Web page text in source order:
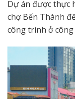
Dự án được thực
chợ Bến Thành
công trình ở